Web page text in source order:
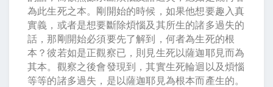
為此生死之本。剛開始的時候，如果他想要趣入真
實義，或者是想要斷除煩惱及其所生的諸多過失的
話，那剛開始必須要先了解到，何者為生死的根
本？彼若如是正觀察已，則見生死以薩迦耶見而為
其本。觀察之後會發現到，其實生死輪迴以及煩惱
等等的諸多過失，是以薩迦耶見為根本而產生的。